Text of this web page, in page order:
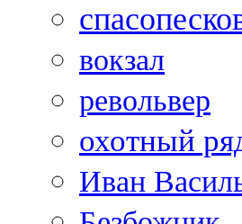
вокзал
револьвер
охотный
Иван